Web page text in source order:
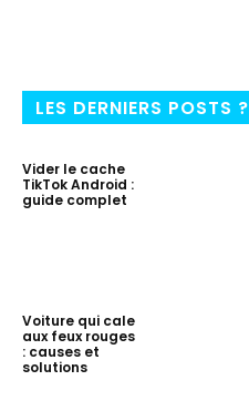
LES DERNIERS POSTS ?
Vider le cache
TikTok Android :
guide complet
Voiture qui cale
aux feux rouges
: causes et
solutions